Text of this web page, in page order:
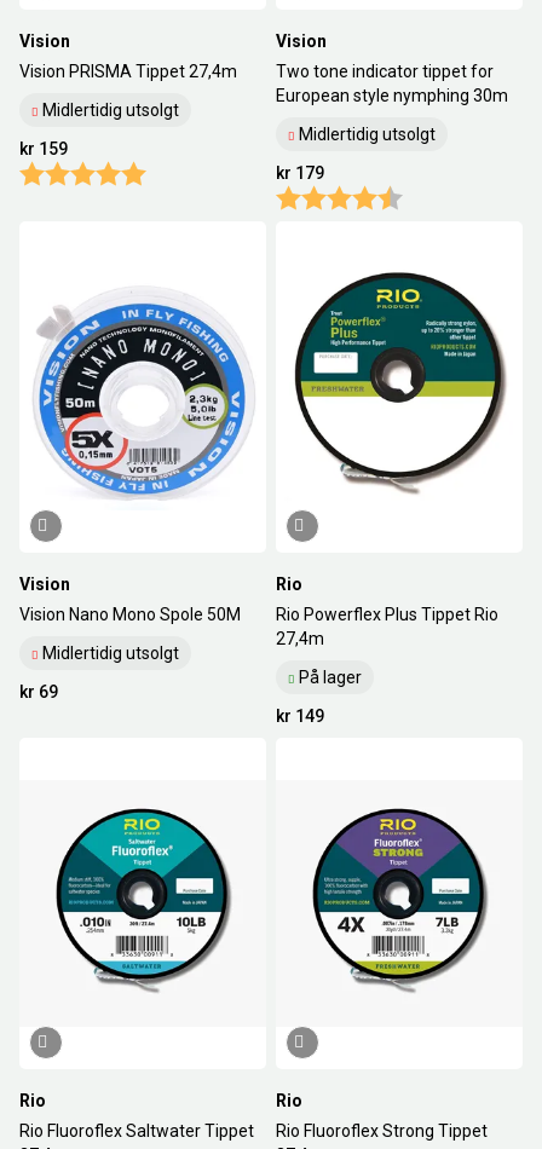
Vision
Vision PRISMA Tippet 27,4m
Midlertidig utsolgt
kr 159
Karakter:
Vision
Two tone indicator tippet for
European style nymphing 30m
Midlertidig utsolgt
kr 179
Karakter:
Vision
Vision Nano Mono Spole 50M
Midlertidig utsolgt
kr 69
Rio
Rio Powerflex Plus Tippet Rio
27,4m
På lager
kr 149
Rio
Rio Fluoroflex Saltwater Tippet
Rio
Rio Fluoroflex Strong Tippet